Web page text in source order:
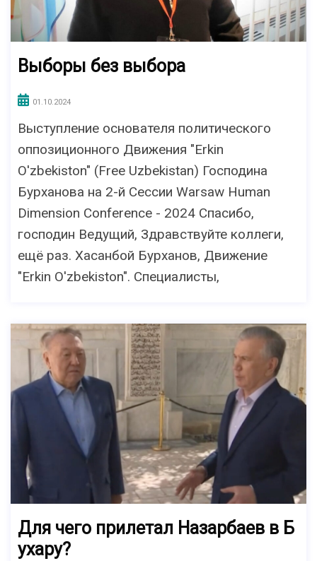
Выборы без выбора
01.10.2024
Выступление основателя политического
оппозиционного Движения "Erkin
O'zbekiston" (Free Uzbekistan) Господина
Бурханова на 2-й Сессии Warsaw Human
Dimension Conference - 2024 Спасибо,
господин Ведущий, Здравствуйте коллеги,
ещё раз. Хасанбой Бурханов, Движение
"Erkin O'zbekiston". Специалисты,
Для чего прилетал Назарбаев в Б
ухару?